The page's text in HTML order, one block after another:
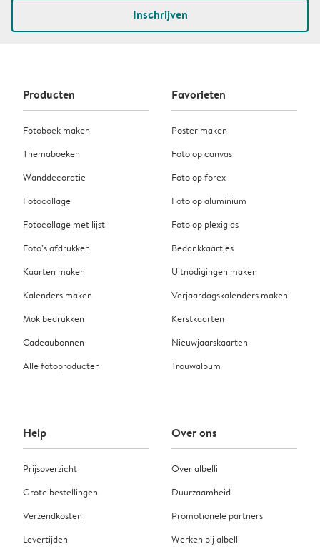
Inschrijven
Producten
Fotoboek maken
Themaboeken
Wanddecoratie
Fotocollage
Fotocollage met lijst
Foto’s afdrukken
Kaarten maken
Kalenders maken
Mok bedrukken
Cadeaubonnen
Alle fotoproducten
Favorieten
Poster maken
Foto op canvas
Foto op forex
Foto op aluminium
Foto op plexiglas
Bedankkaartjes
Uitnodigingen maken
Verjaardagskalenders maken
Kerstkaarten
Nieuwjaarskaarten
Trouwalbum
Help
Prijsoverzicht
Grote bestellingen
Verzendkosten
Levertijden
Over ons
Over albelli
Duurzaamheid
Promotionele partners
Werken bij albelli